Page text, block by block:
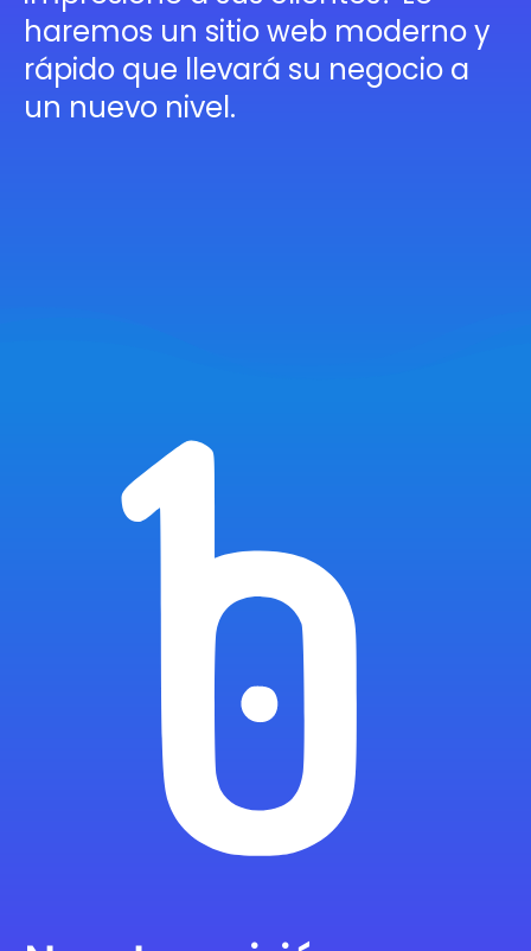
haremos un sitio web moderno y
rápido que llevará su negocio a
un nuevo nivel.